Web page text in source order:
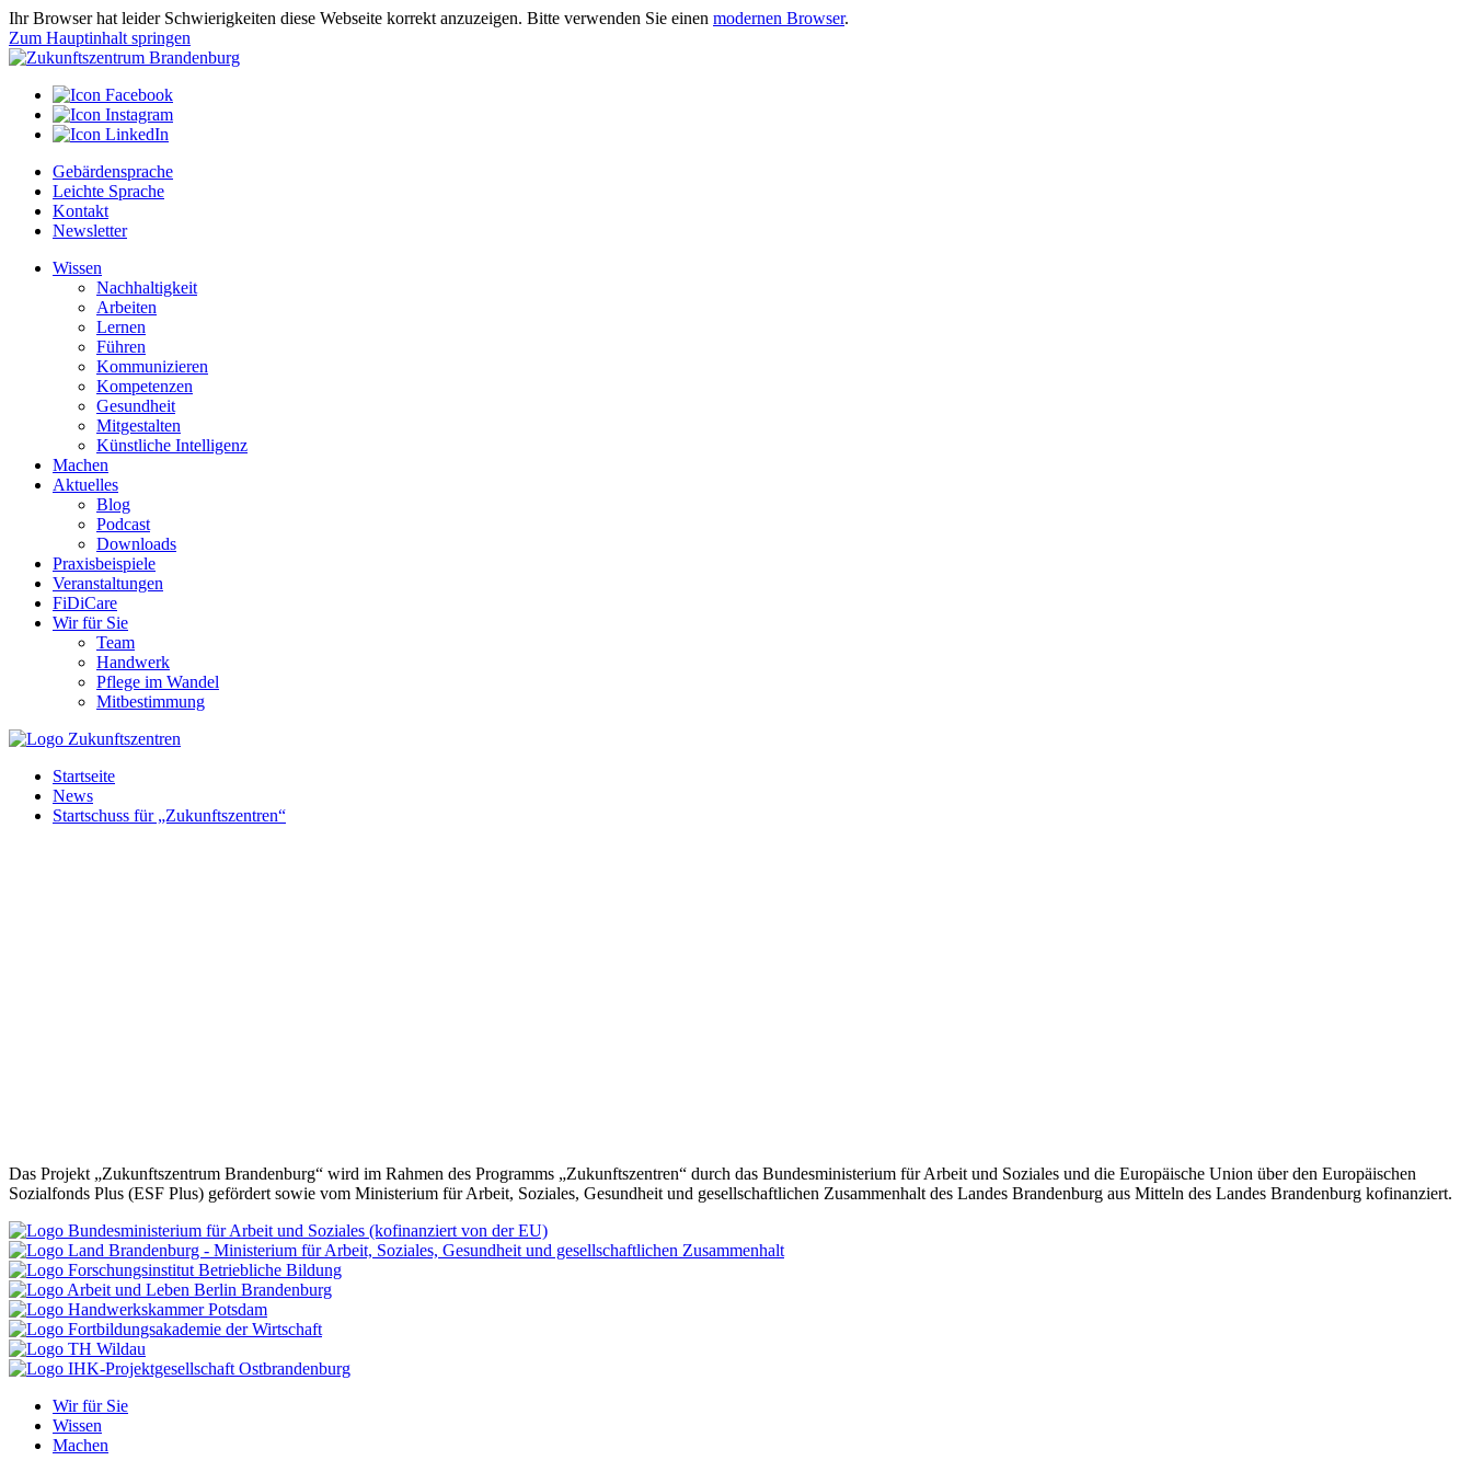
Ihr Browser hat leider Schwierigkeiten diese Webseite korrekt anzuzeigen. Bitte verwenden Sie einen modernen Browser.
Zum Hauptinhalt springen
Gebärdensprache
Leichte Sprache
Kontakt
Newsletter
Wissen
Nachhaltigkeit
Arbeiten
Lernen
Führen
Kommunizieren
Kompetenzen
Gesundheit
Mitgestalten
Künstliche Intelligenz
Machen
Aktuelles
Blog
Podcast
Downloads
Praxisbeispiele
Veranstaltungen
FiDiCare
Wir für Sie
Team
Handwerk
Pflege im Wandel
Mitbestimmung
Startseite
News
Startschuss für „Zukunftszentren“
Das Projekt „Zukunftszentrum Brandenburg“ wird im Rahmen des Programms „Zukunftszentren“ durch das Bundesministerium für Arbeit und Soziales und die Europäische Union über den Europäischen
Sozialfonds Plus (ESF Plus) gefördert sowie vom Ministerium für Arbeit, Soziales, Gesundheit und gesellschaftlichen Zusammenhalt des Landes Brandenburg aus Mitteln des Landes Brandenburg kofinanziert.
Wir für Sie
Wissen
Machen